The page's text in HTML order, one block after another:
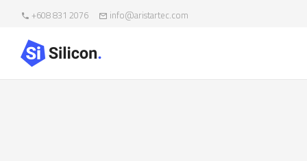
+608 831 2076 info@aristartec.com